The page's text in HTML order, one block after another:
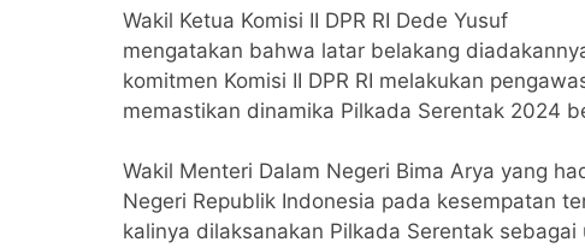
Wakil Ketua Komisi II DPR RI Dede Yusuf
mengatakan bahwa latar belakang
komitmen Komisi II DPR RI melakukan
memastikan dinamika Pilkada Serentak 2024
Wakil Menteri Dalam Negeri Bima Arya yang
Negeri Republik Indonesia pada kesempatan
kalinya dilaksanakan Pilkada Serentak